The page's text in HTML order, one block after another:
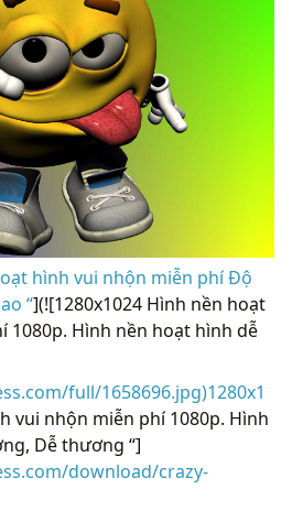
hình vui nhộn miễn phí Độ
“](![1280x1024 Hình nền hoạt
1080p. Hình nền hoạt hình dễ
full/1658696.jpg)1280x1
vui nhộn miễn phí 1080p. Hình
Dễ thương “]
download/crazy-